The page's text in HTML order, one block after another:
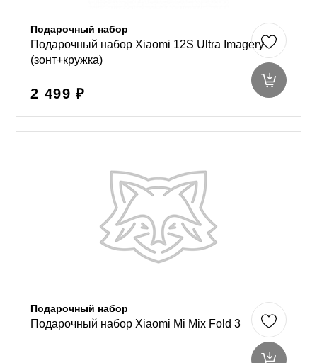
Подарочный набор
Подарочный набор Xiaomi 12S Ultra Imagery
(зонт+кружка)
2 499 ₽
Подарочный набор
Подарочный набор Xiaomi Mi Mix Fold 3